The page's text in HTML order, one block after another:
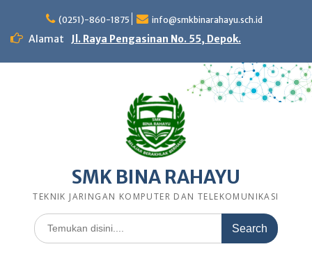
content
(0251)-860-1875 info@smkbinarahayu.sch.id
Alamat Jl. Raya Pengasinan No. 55, Depok.
SMK BINA RAHAYU
TEKNIK JARINGAN KOMPUTER DAN TELEKOMUNIKASI
Search
for: